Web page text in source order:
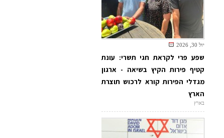
יול 30, 2026
שפע פרי לקראת חגי תשרי: עונת
קטיף פירות הקיץ בשיאה - ארגון
מגדלי הפירות קורא לרכוש תוצרת
הארץ
בארץ